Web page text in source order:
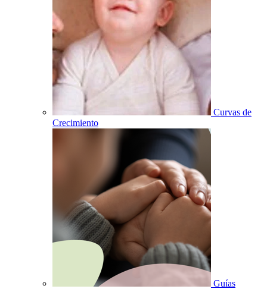
Curvas de
Crecimiento
Guías